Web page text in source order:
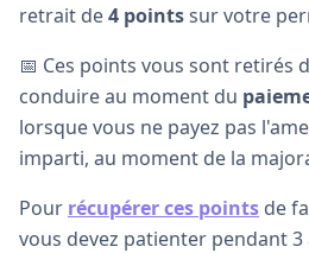
retrait de4 pointssur votre
📅 Ces points vous sont retirés
conduire au moment du
lorsque vous ne payez pas
imparti, au moment de la
Pour récupérer ces points de
vous devez patienter pendant 3